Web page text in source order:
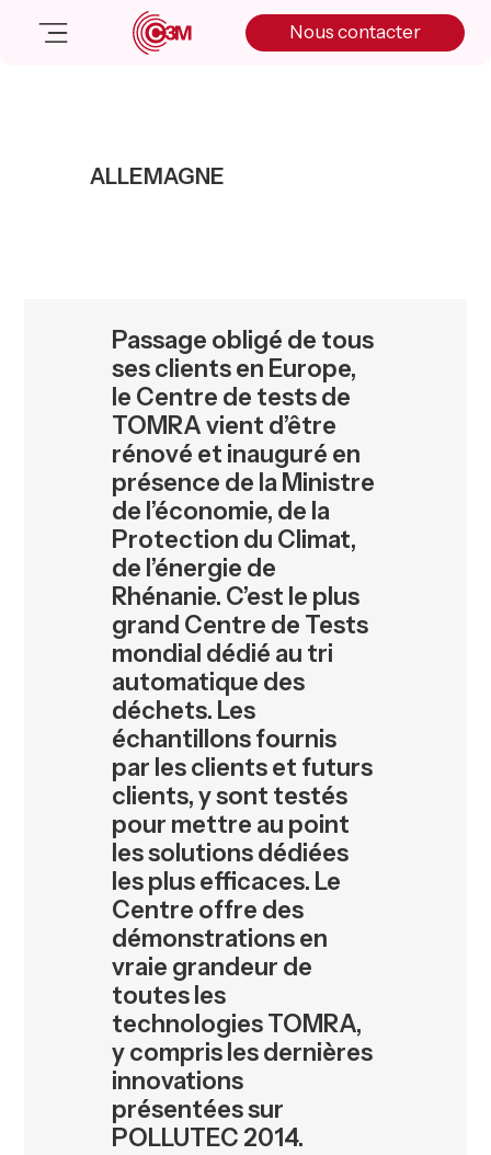
Nous contacter
Salle de presse
Nous contacter
ALLEMAGNE
Passage obligé de tous
ses clients en Europe,
le Centre de tests de
TOMRA vient d’être
rénové et inauguré en
présence de la Ministre
de l’économie, de la
Protection du Climat,
de l’énergie de
Rhénanie. C’est le plus
grand Centre de Tests
mondial dédié au tri
automatique des
déchets. Les
échantillons fournis
par les clients et futurs
clients, y sont testés
pour mettre au point
les solutions dédiées
les plus efficaces. Le
Centre offre des
démonstrations en
vraie grandeur de
toutes les
technologies TOMRA,
y compris les dernières
innovations
présentées sur
POLLUTEC 2014.